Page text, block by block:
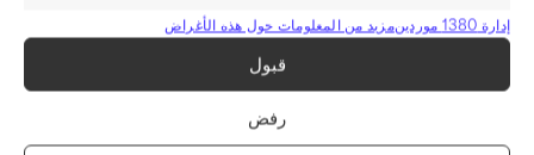
إدارة 1380 موردين مزيد من المعلومات حول هذه الأغراض
قبول
رفض